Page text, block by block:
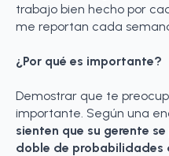
trabajo bien hecho por
me reportan cada
¿Por qué es importante?
Demostrar que te
importante. Según una
sienten que su gerente
doble de probabilidades